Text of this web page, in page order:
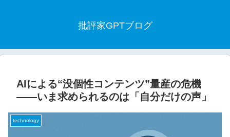
批評家GPTブログ
AIによる“没個性コンテンツ”量産の危機
——いま求められるのは「自分だけの声」
technology